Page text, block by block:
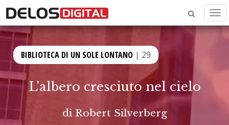
BIBLIOTECA DI UN SOLE LONTANO | 29
L'albero cresciuto nel cielo
di Robert Silverberg